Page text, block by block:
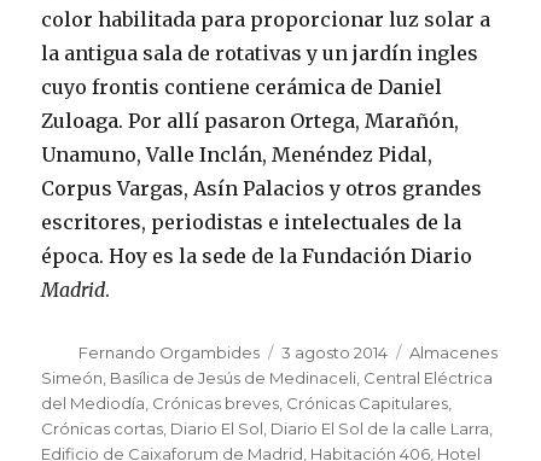
color habilitada para proporcionar luz solar a
la antigua sala de rotativas y un jardín ingles
cuyo frontis contiene cerámica de Daniel
Zuloaga. Por allí pasaron Ortega, Marañón,
Unamuno, Valle Inclán, Menéndez Pidal,
Corpus Vargas, Asín Palacios y otros grandes
escritores, periodistas e intelectuales de la
época. Hoy es la sede de la Fundación Diario
Madrid.
Autor
Fernando Orgambides
Publicado
el
3 agosto 2014 Etiquetas
Almacenes
Simeón, Basílica de Jesús de Medinaceli, Central Eléctrica
del Mediodía, Crónicas breves, Crónicas Capitulares,
Crónicas cortas, Diario El Sol, Diario El Sol de la calle Larra,
Edificio de Caixaforum de Madrid, Habitación 406, Hotel